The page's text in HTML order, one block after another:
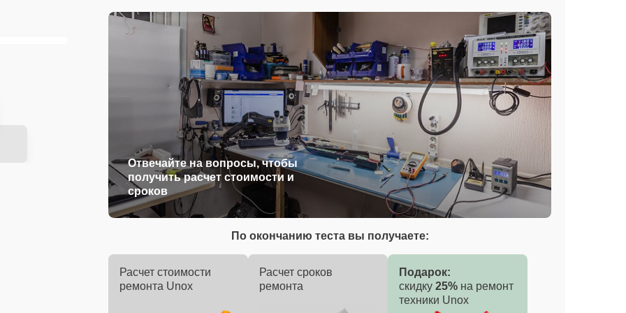
Отвечайте на вопросы, чтобы
получить расчет стоимости и
сроков
По окончанию теста вы получаете:
Расчет стоимости
ремонта Unox
Расчет сроков
ремонта
Подарок:
скидку 25% на ремонт
техники Unox